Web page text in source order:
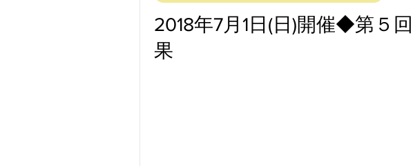
2018年7月1日(日)開催◆第５
果